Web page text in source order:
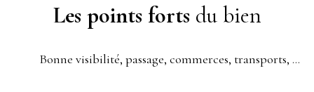
Les points forts du bien
Bonne visibilité, passage, commerces, transports, métro, parc